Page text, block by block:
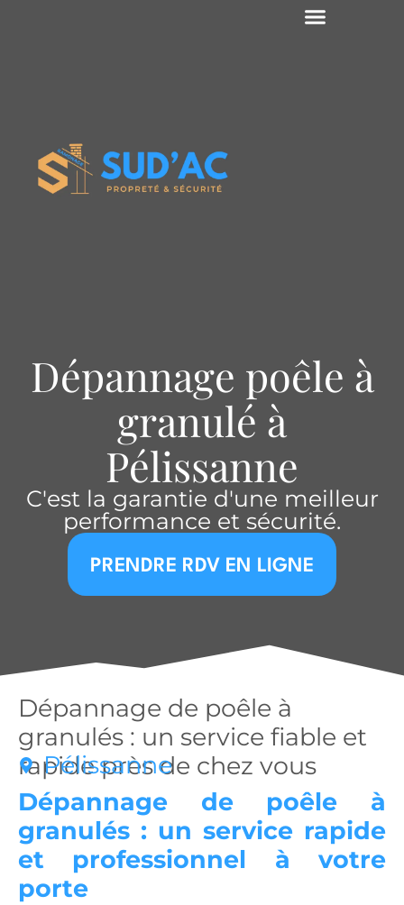
Dépannage poêle à
granulé à
Pélissanne
C'est la garantie d'une meilleur
performance et sécurité.
PRENDRE RDV EN LIGNE
Dépannage de poêle à
granulés : un service fiable et
rapide près de chez vous
Pélissanne
Dépannage de poêle à
granulés : un service rapide
et professionnel à votre
porte